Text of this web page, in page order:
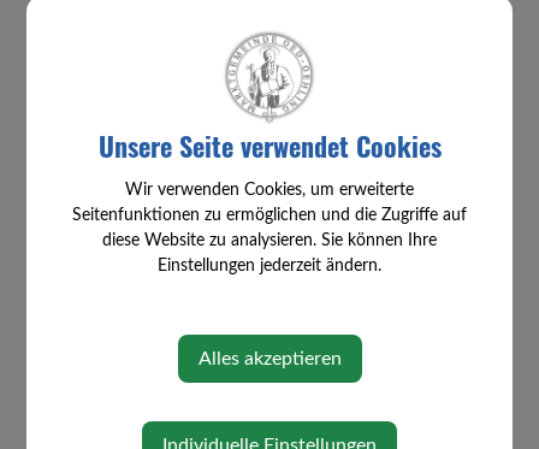
Organigramm Mitarbeiter
Mitarbeiter
Unsere Seite verwendet Cookies
Wir verwenden Cookies, um erweiterte
Seitenfunktionen zu ermöglichen und die Zugriffe auf
diese Website zu analysieren. Sie können Ihre
Einstellungen jederzeit ändern.
Alles akzeptieren